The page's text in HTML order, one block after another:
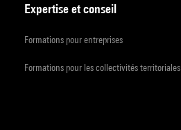
Expertise et conseil
Formations pour entreprises
Formations pour les collectivités territoriales